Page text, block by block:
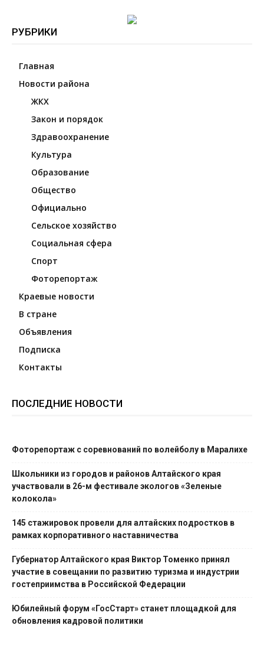
РУБРИКИ
Главная
Новости района
ЖКХ
Закон и порядок
Здравоохранение
Культура
Образование
Общество
Официально
Сельское хозяйство
Социальная сфера
Спорт
Фоторепортаж
Краевые новости
В стране
Объявления
Подписка
Контакты
ПОСЛЕДНИЕ НОВОСТИ
Фоторепортаж с соревнований по волейболу в Маралихе
Школьники из городов и районов Алтайского края
участвовали в 26-м фестивале экологов «Зеленые
колокола»
145 стажировок провели для алтайских подростков в
рамках корпоративного наставничества
Губернатор Алтайского края Виктор Томенко принял
участие в совещании по развитию туризма и индустрии
гостеприимства в Российской Федерации
Юбилейный форум «ГосСтарт» станет площадкой для
обновления кадровой политики